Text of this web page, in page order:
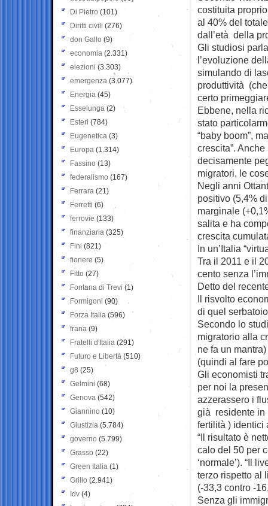
costituita
al 40% del
dall’età della
Gli studiosi
l’evoluzione
simulando di
produttività
certo
Ebbene, nella
stato
“baby boom”,
crescita”.
decisamente
migratori, le
Negli anni
positivo (5,4%
marginale
salita e ha
crescita
In un’Italia
Tra il 2011 e il
cento senza
Detto del
Il risvolto
di quel
Secondo lo
migratorio alla
ne fa un
(quindi al fare
Gli economisti
per noi la
azzerassero i
già residente in
fertilità ) identici
“Il risultato è
calo del 50 per
‘normale’). “Il
terzo rispetto al
(-33,3 contro -
Senza gli
Di Pietro (101)
Diritti civili (276)
don Gallo (9)
economia (2.331)
elezioni (3.303)
emergenza (3.077)
Energia (45)
Esselunga (2)
Esteri (784)
Eugenetica (3)
Europa (1.314)
Fassino (13)
federalismo (167)
Ferrara (21)
Ferretti (6)
ferrovie (133)
finanziaria (325)
Fini (821)
fioriere (5)
Fitto (27)
Fontana di Trevi (1)
Formigoni (90)
Forza Italia (596)
frana (9)
Fratelli d'Italia (291)
Futuro e Libertà (510)
g8 (25)
Gelmini (68)
Genova (542)
Giannino (10)
Giustizia (5.784)
governo (5.799)
Grasso (22)
Green Italia (1)
Grillo (2.941)
Idv (4)